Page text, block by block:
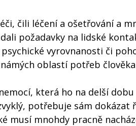
čili léčení a ošetřování a
požadavky na lidské
vyrovnanosti či
oblastí potřeb
která ho na delší
potřebuje sám dokázat
musí mnohdy pracně